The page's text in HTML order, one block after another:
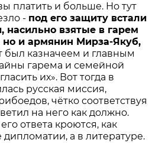
платить и больше. Но тут
- под его защиту встали
насильно взятые в гарем
но и армянин Мирза-Якуб,
был казначеем и главным
гарема и семейной
их». Вот тогда в
русская миссия,
чётко соответствуя
на него как должно.
ответа кроются, как
а в литературе.